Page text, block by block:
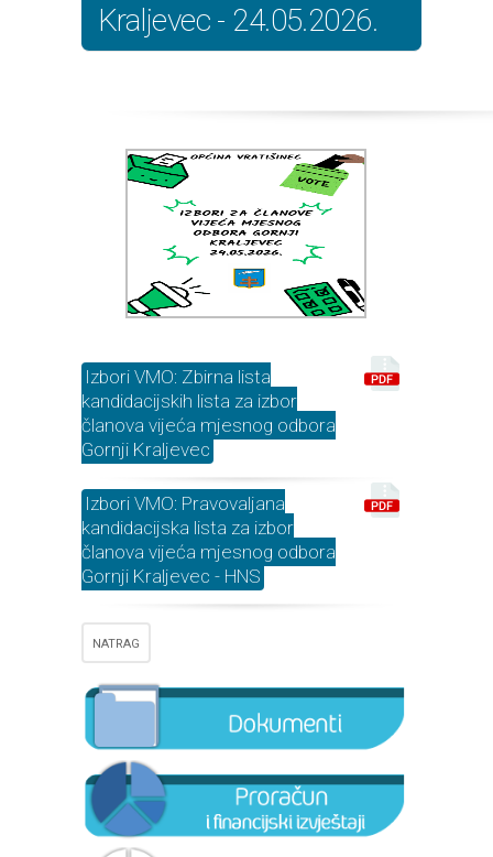
Kraljevec - 24.05.2026.
Izbori VMO: Zbirna lista
kandidacijskih lista za izbor
članova vijeća mjesnog odbora
Gornji Kraljevec
Izbori VMO: Pravovaljana
kandidacijska lista za izbor
članova vijeća mjesnog odbora
Gornji Kraljevec - HNS
NATRAG